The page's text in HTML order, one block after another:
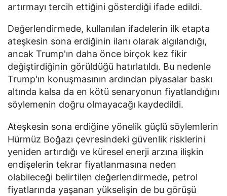
artırmayı tercih ettiğini gösterdiği ifade edildi.
Değerlendirmede, kullanılan ifadelerin ilk etapta
ateşkesin sona erdiğinin ilanı olarak algılandığı,
ancak Trump'ın daha önce birçok kez fikir
değiştirdiğinin görüldüğü hatırlatıldı. Bu nedenle
Trump'ın konuşmasının ardından piyasalar baskı
altında kalsa da en kötü senaryonun fiyatlandığını
söylemenin doğru olmayacağı kaydedildi.
Ateşkesin sona erdiğine yönelik güçlü söylemlerin
Hürmüz Boğazı çevresindeki güvenlik risklerini
yeniden artırdığı ve küresel enerji arzına ilişkin
endişelerin tekrar fiyatlanmasına neden
olabileceği belirtilen değerlendirmede, petrol
fiyatlarında yaşanan yükselişin de bu görüşü